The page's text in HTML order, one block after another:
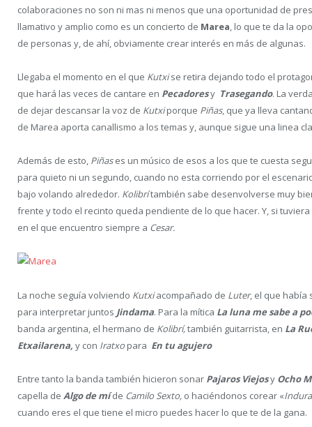
colaboraciones no son ni mas ni menos que una oportunidad de
llamativo y amplio como es un concierto de Marea, lo que te da la
de personas y, de ahí, obviamente crear interés en más de algunas.
Llegaba el momento en el que Kutxise retira dejando todo el
que hará las veces de cantare en Pecadoresy Trasegando. La
de dejar descansar la voz de Kutxiporque Piñas, que ya lleva
de Marea aporta canallismo a los temas y, aunque sigue una linea
Además de esto, Piñases un músico de esos a los que te cuesta
para quieto ni un segundo, cuando no esta corriendo por el
bajo volando alrededor. Kolibrítambién sabe desenvolverse muy
frente y todo el recinto queda pendiente de lo que hacer. Y, si
en el que encuentro siempre a Cesar.
La noche seguía volviendo Kutxiacompañado de Luter, el que había
para interpretar juntos Jindama. Para la mítica La luna me sabe a
banda argentina, el hermano de Kolibrí,también guitarrista, en La
Etxailarena, y con Iratxo para En tu agujero
Entre tanto la banda también hicieron sonar Pajaros Viejosy Ocho
capella de Algo de mí de Camilo Sexto, o haciéndonos corear «
cuando eres el que tiene el micro puedes hacer lo que te de la gana.